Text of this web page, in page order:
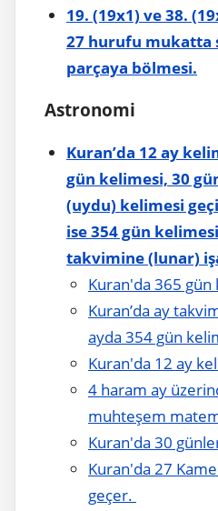
19. (19x1) ve 38.
27 hurufu mukatta
parçaya bölmesi.
Astronomi
Kuran’da 12 ay
gün kelimesi, 30
(uydu) kelimesi
ise 354 gün
takvimine (lunar)
Kuran'da 365
Kuran’da ay
ayda 354 gün
Kuran'da 12 ay
4 haram ay
muhteşem
Kuran'da 30
Kuran'da 27
geçer.